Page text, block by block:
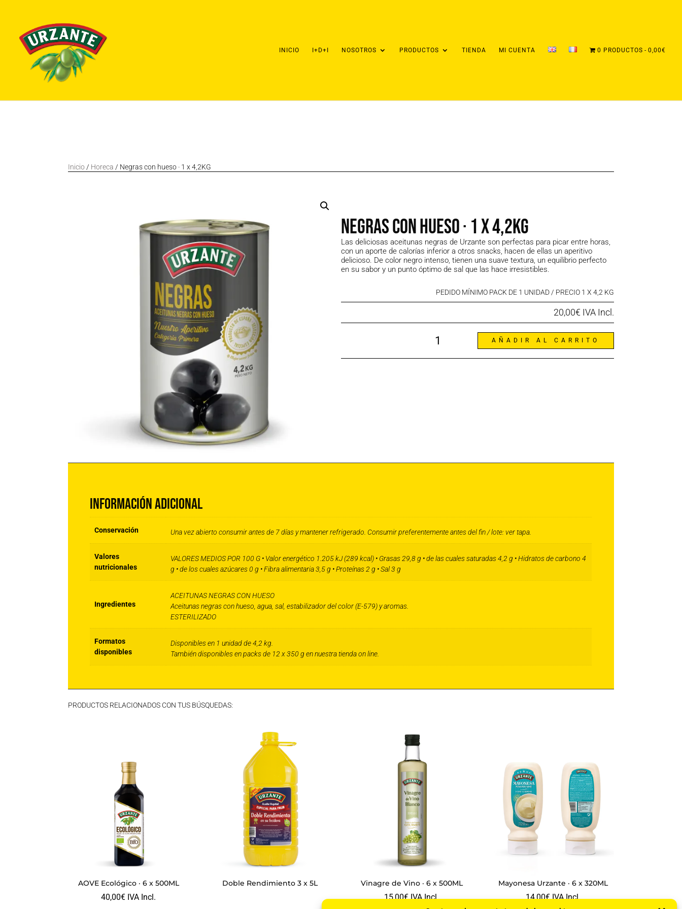
INICIO I+D+I NOSOTROS PRODUCTOS TIENDA MI CUENTA 0 PRODUCTOS 0,00€
Inicio / Horeca / Negras con hueso · 1 x 4,2KG
Negras con hueso · 1 x 4,2KG
Las deliciosas aceitunas negras de Urzante son perfectas para picar entre horas,
con un aporte de calorías inferior a otros snacks, hacen de ellas un aperitivo
delicioso. De color negro intenso, tienen una suave textura, un equilibrio perfecto
en su sabor y un punto óptimo de sal que las hace irresistibles.
PEDIDO MÍNIMO PACK DE 1 UNIDAD / PRECIO 1 X 4,2 KG
20,00€ IVA Incl.
AÑADIR AL CARRITO
Información adicional
Conservación Una vez abierto consumir antes de 7 días y mantener refrigerado. Consumir preferentemente antes del fin / lote: ver tapa.
Valores
nutricionales
VALORES MEDIOS POR 100 G • Valor energético 1.205 kJ (289 kcal) • Grasas 29,8 g • de las cuales saturadas 4,2 g • Hidratos de carbono 4
g • de los cuales azúcares 0 g • Fibra alimentaria 3,5 g • Proteínas 2 g • Sal 3 g
Ingredientes
ACEITUNAS NEGRAS CON HUESO
Aceitunas negras con hueso, agua, sal, estabilizador del color (E-579) y aromas.
ESTERILIZADO
Formatos
disponibles
Disponibles en 1 unidad de 4,2 kg.
También disponibles en packs de 12 x 350 g en nuestra tienda on line.
PRODUCTOS RELACIONADOS CON TUS BÚSQUEDAS:
AOVE Ecológico · 6 x 500ML
40,00€ IVA Incl.
Doble Rendimiento 3 x 5L Vinagre de Vino · 6 x 500ML
15,00€ IVA Incl.
Mayonesa Urzante · 6 x 320ML
14,00€ IVA Incl.